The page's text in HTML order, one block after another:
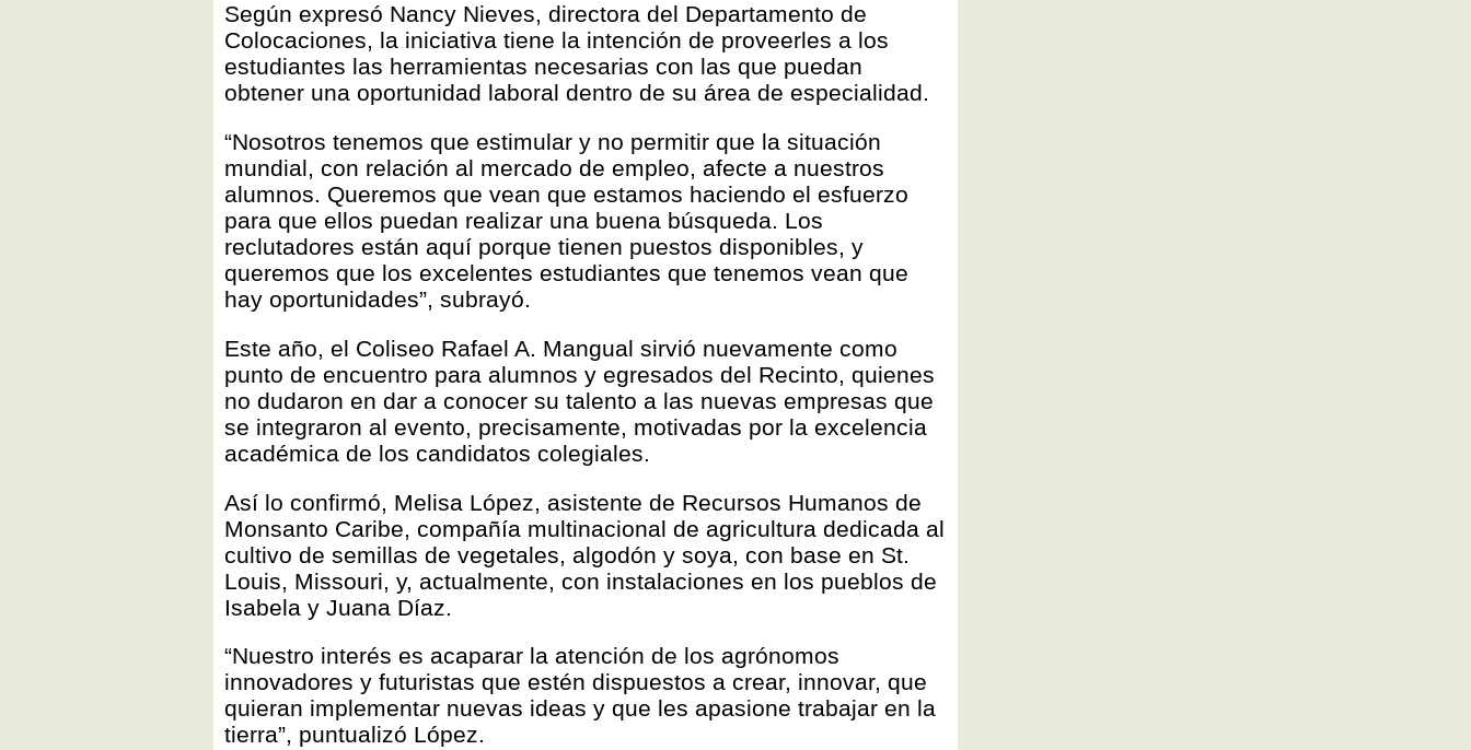
Según expresó Nancy Nieves, directora del Departamento de
Colocaciones, la iniciativa tiene la intención de proveerles a los
estudiantes las herramientas necesarias con las que puedan
obtener una oportunidad laboral dentro de su área de especialidad.
“Nosotros tenemos que estimular y no permitir que la situación
mundial, con relación al mercado de empleo, afecte a nuestros
alumnos. Queremos que vean que estamos haciendo el esfuerzo
para que ellos puedan realizar una buena búsqueda. Los
reclutadores están aquí porque tienen puestos disponibles, y
queremos que los excelentes estudiantes que tenemos vean que
hay oportunidades”, subrayó.
Este año, el Coliseo Rafael A. Mangual sirvió nuevamente como
punto de encuentro para alumnos y egresados del Recinto, quienes
no dudaron en dar a conocer su talento a las nuevas empresas que
se integraron al evento, precisamente, motivadas por la excelencia
académica de los candidatos colegiales.
Así lo confirmó, Melisa López, asistente de Recursos Humanos de
Monsanto Caribe, compañía multinacional de agricultura dedicada al
cultivo de semillas de vegetales, algodón y soya, con base en St.
Louis, Missouri, y, actualmente, con instalaciones en los pueblos de
Isabela y Juana Díaz.
“Nuestro interés es acaparar la atención de los agrónomos
innovadores y futuristas que estén dispuestos a crear, innovar, que
quieran implementar nuevas ideas y que les apasione trabajar en la
tierra”, puntualizó López.